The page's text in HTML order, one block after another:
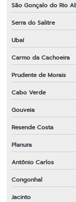
São Gonçalo do Rio
Serra do Salitre
Ubaí
Carmo da Cachoeira
Prudente de Morais
Cabo Verde
Gouveia
Resende Costa
Planura
Antônio Carlos
Congonhal
Jacinto